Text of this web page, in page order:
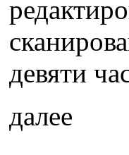
девяти
далее